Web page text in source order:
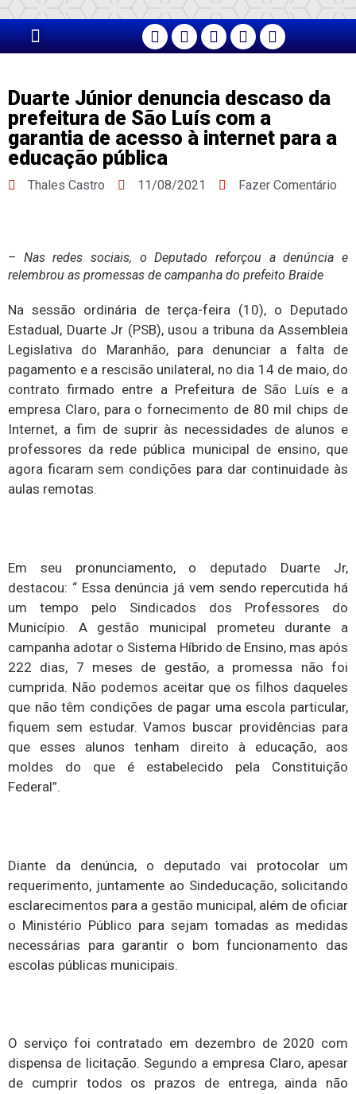
Duarte Júnior denuncia descaso da
prefeitura de São Luís com a
garantia de acesso à internet para a
educação pública
Thales Castro 11/08/2021 Fazer Comentário
– Nas redes sociais, o Deputado reforçou a denúncia e
relembrou as promessas de campanha do prefeito Braide
Na sessão ordinária de terça-feira (10), o Deputado
Estadual, Duarte Jr (PSB), usou a tribuna da Assembleia
Legislativa do Maranhão, para denunciar a falta de
pagamento e a rescisão unilateral, no dia 14 de maio, do
contrato firmado entre a Prefeitura de São Luís e a
empresa Claro, para o fornecimento de 80 mil chips de
Internet, a fim de suprir às necessidades de alunos e
professores da rede pública municipal de ensino, que
agora ficaram sem condições para dar continuidade às
aulas remotas.
Em seu pronunciamento, o deputado Duarte Jr,
destacou: “ Essa denúncia já vem sendo repercutida há
um tempo pelo Sindicados dos Professores do
Município. A gestão municipal prometeu durante a
campanha adotar o Sistema Híbrido de Ensino, mas após
222 dias, 7 meses de gestão, a promessa não foi
cumprida. Não podemos aceitar que os filhos daqueles
que não têm condições de pagar uma escola particular,
fiquem sem estudar. Vamos buscar providências para
que esses alunos tenham direito à educação, aos
moldes do que é estabelecido pela Constituição
Federal”.
Diante da denúncia, o deputado vai protocolar um
requerimento, juntamente ao Sindeducação, solicitando
esclarecimentos para a gestão municipal, além de oficiar
o Ministério Público para sejam tomadas as medidas
necessárias para garantir o bom funcionamento das
escolas públicas municipais.
O serviço foi contratado em dezembro de 2020 com
dispensa de licitação. Segundo a empresa Claro, apesar
de cumprir todos os prazos de entrega, ainda não